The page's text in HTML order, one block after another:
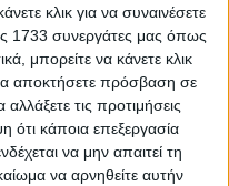
κλικ για να συναινέσετε
1733 συνεργάτες μας όπως
μπορείτε να κάνετε κλικ
αποκτήσετε πρόσβαση σε
τις προτιμήσεις
ότι κάποια επεξεργασία
να μην απαιτεί τη
να αρνηθείτε αυτήν